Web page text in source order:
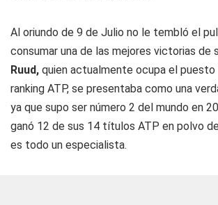
Al oriundo de 9 de Julio no le tembló el
consumar una de las mejores victorias de
Ruud, quien actualmente ocupa el puesto
ranking ATP, se presentaba como una
ya que supo ser número 2 del mundo en
ganó 12 de sus 14 títulos ATP en polvo
es todo un especialista.